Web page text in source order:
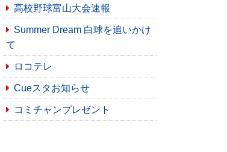
高校野球富山大会速報
Summer Dream 白球を追いかけ
て
ロコテレ
Cueスタお知らせ
コミチャンプレゼント